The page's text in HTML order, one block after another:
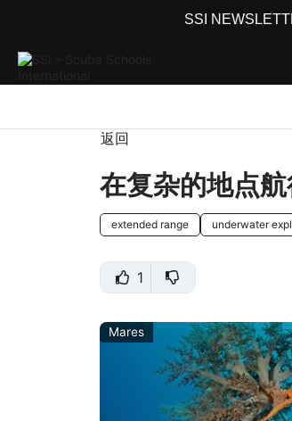
SSI
返回
在复杂的地点
extended range underwater
1
Mares